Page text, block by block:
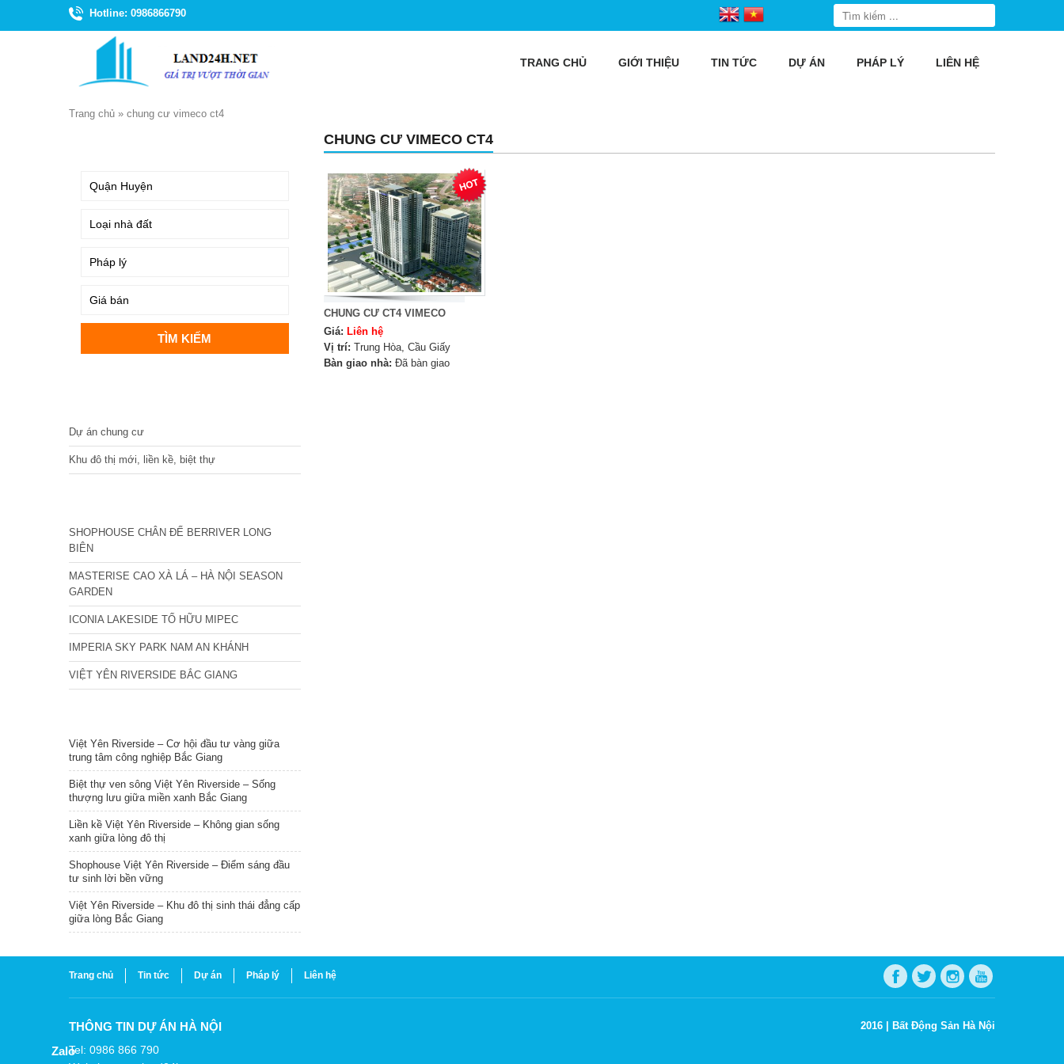
Hotline: 0986866790
TRANG CHỦ GIỚI THIỆU TIN TỨC DỰ ÁN PHÁP LÝ LIÊN HỆ
Trang chủ » chung cư vimeco ct4
CHUNG CƯ VIMECO CT4
CHUNG CƯ CT4 VIMECO
Giá: Liên hệ
Vị trí: Trung Hòa, Cầu Giấy
Bàn giao nhà: Đã bàn giao
Dự án chung cư
Khu đô thị mới, liền kề, biệt thự
SHOPHOUSE CHÂN ĐẾ BERRIVER LONG
BIÊN
MASTERISE CAO XÀ LÁ – HÀ NỘI SEASON
GARDEN
ICONIA LAKESIDE TỐ HỮU MIPEC
IMPERIA SKY PARK NAM AN KHÁNH
VIỆT YÊN RIVERSIDE BẮC GIANG
Việt Yên Riverside – Cơ hội đầu tư vàng giữa
trung tâm công nghiệp Bắc Giang
Biệt thự ven sông Việt Yên Riverside – Sống
thượng lưu giữa miền xanh Bắc Giang
Liền kề Việt Yên Riverside – Không gian sống
xanh giữa lòng đô thị
Shophouse Việt Yên Riverside – Điểm sáng đầu
tư sinh lời bền vững
Việt Yên Riverside – Khu đô thị sinh thái đẳng cấp
giữa lòng Bắc Giang
Trang chủ Tin tức Dự án Pháp lý Liên hệ
THÔNG TIN DỰ ÁN HÀ NỘI
Tel: 0986 866 790
2016 | Bất Động Sản Hà Nội
Zalo